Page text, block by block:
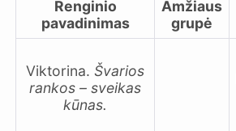
Renginio
pavadinimas
Amžiaus
grupė
Viktorina.Švarios
rankos – sveikas
kūnas.